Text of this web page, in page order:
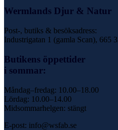
Wermlands Djur & Natur
Post-, butiks & besöksadress:
Industrigatan 1 (gamla Scan), 665
Butikens öppettider
i sommar:
Måndag–fredag: 10.00–18.00
Lördag: 10.00–14.00
Midsommarhelgen: stängt
E-post: info@wsfab.se